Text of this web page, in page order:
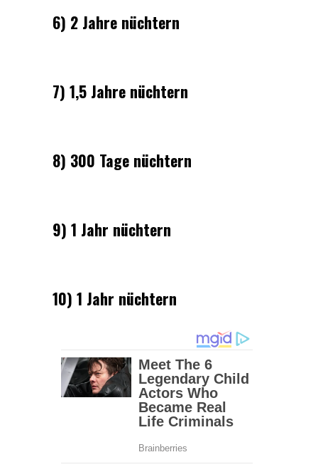
6) 2 Jahre nüchtern
7) 1,5 Jahre nüchtern
8) 300 Tage nüchtern
9) 1 Jahr nüchtern
10) 1 Jahr nüchtern